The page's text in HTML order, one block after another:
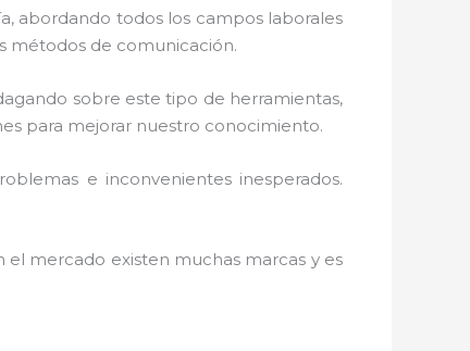
abordando todos los campos laborales
métodos de comunicación.
sobre este tipo de herramientas,
para mejorar nuestro conocimiento.
e inconvenientes inesperados.
el mercado existen muchas marcas y es